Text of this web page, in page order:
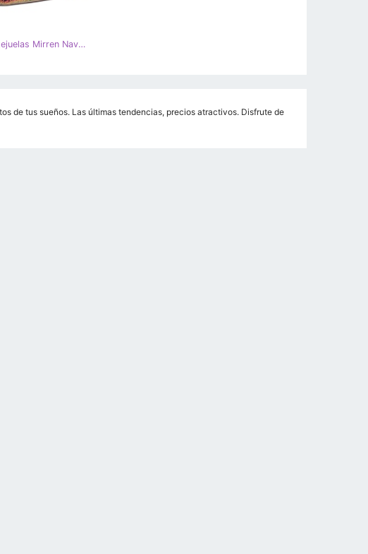
BM Tacones mujer lentejuelas Mirren Navy multicolor
de tus sueños. Las últimas tendencias, precios atractivos. Disfrute de